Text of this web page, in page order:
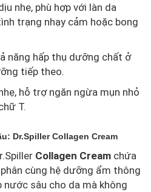
nhẹ, phù hợp với làn da
trạng nhạy cảm hoặc bong
năng hấp thụ dưỡng chất ở
tiếp theo.
hỗ trợ ngăn ngừa mụn nhỏ
T.
Dr.Spiller Collagen Cream
Collagen Cream chứa
cùng hệ dưỡng ẩm thông
nước sâu cho da mà không